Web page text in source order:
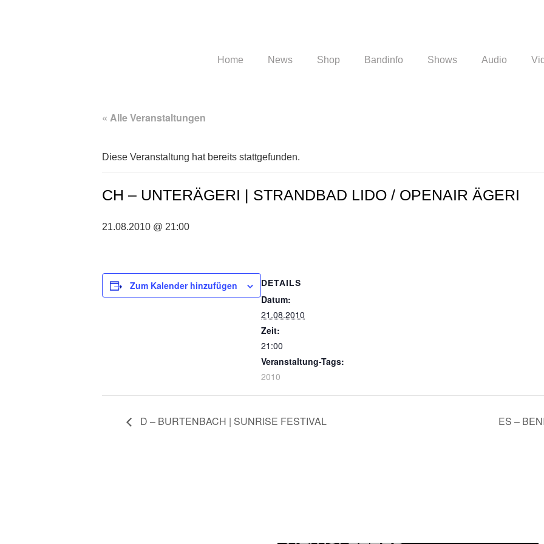
Home News Shop Bandinfo Shows Audio
« Alle Veranstaltungen
Diese Veranstaltung hat bereits stattgefunden.
CH – UNTERÄGERI | STRANDBAD LIDO / OPENAIR ÄGERI
21.08.2010 @ 21:00
Zum Kalender hinzufügen DETAILS
Datum:
21.08.2010
Zeit:
21:00
Veranstaltung-Tags:
2010
D – BURTENBACH | SUNRISE FESTIVAL ES –